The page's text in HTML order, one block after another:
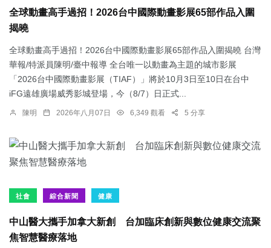
全球動畫高手過招！2026台中國際動畫影展65部作品入圍
揭曉
全球動畫高手過招！2026台中國際動畫影展65部作品入圍揭曉 台灣
華報/特派員陳明/臺中報導 全台唯一以動畫為主題的城市影展
「2026台中國際動畫影展（TIAF）」將於10月3日至10日在台中
iFG遠雄廣場威秀影城登場，今（8/7）日正式...
陳明 2026年八月07日 6,349 觀看 5 分享
社會 綜合新聞 健康
中山醫大攜手加拿大新創 台加臨床創新與數位健康交流聚
焦智慧醫療落地